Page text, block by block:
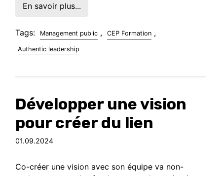
En savoir plus...
Tags: Management public , CEP Formation ,
Authentic leadership
Développer une vision
pour créer du lien
01.09.2024
Co-créer une vision avec son équipe va non-